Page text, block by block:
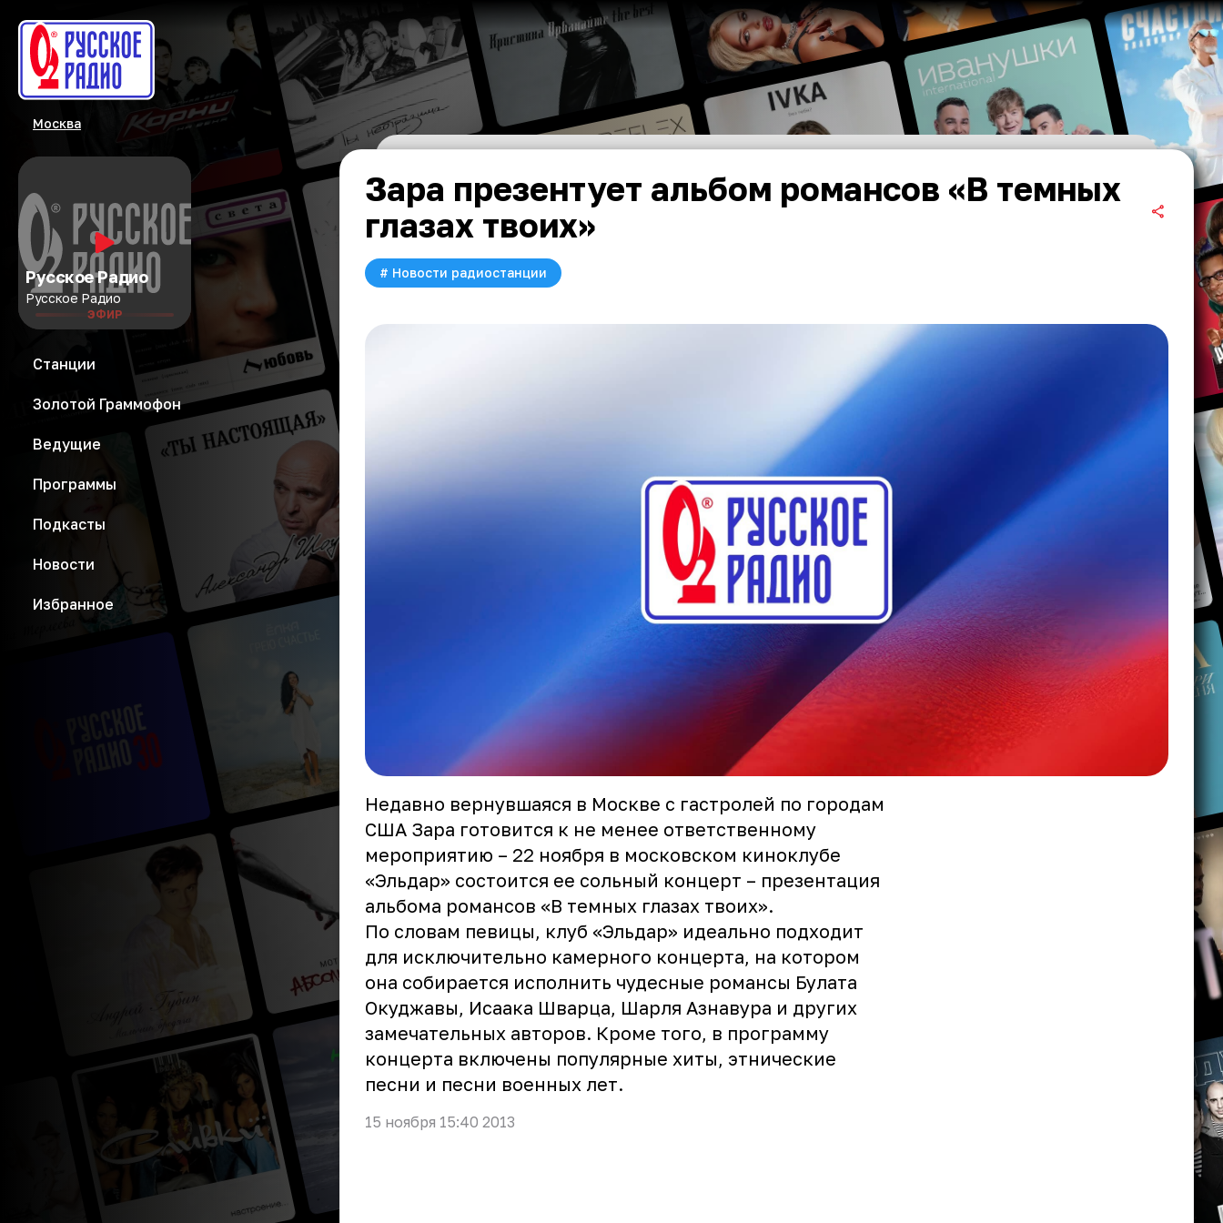
Москва
Русское Радио
Русское Радио
ЭФИР
Станции
Золотой Граммофон
Ведущие
Программы
Подкасты
Новости
Избранное
Зара презентует альбом романсов «В темных
глазах твоих»
# Новости радиостанции
Недавно вернувшаяся в Москве с гастролей по городам
США Зара готовится к не менее ответственному
мероприятию – 22 ноября в московском киноклубе
«Эльдар» состоится ее сольный концерт – презентация
альбома романсов «В темных глазах твоих».
По словам певицы, клуб «Эльдар» идеально подходит
для исключительно камерного концерта, на котором
она собирается исполнить чудесные романсы Булата
Окуджавы, Исаака Шварца, Шарля Азнавура и других
замечательных авторов. Кроме того, в программу
концерта включены популярные хиты, этнические
песни и песни военных лет.
15 ноября 15:40 2013